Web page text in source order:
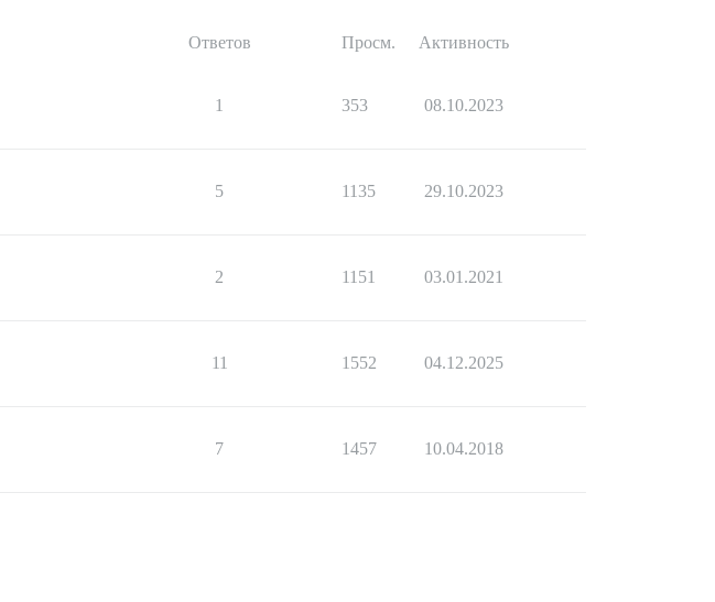
Ответов Просм. Активность
1 353 08.10.2023
5 1135 29.10.2023
2 1151 03.01.2021
11 1552 04.12.2025
7 1457 10.04.2018